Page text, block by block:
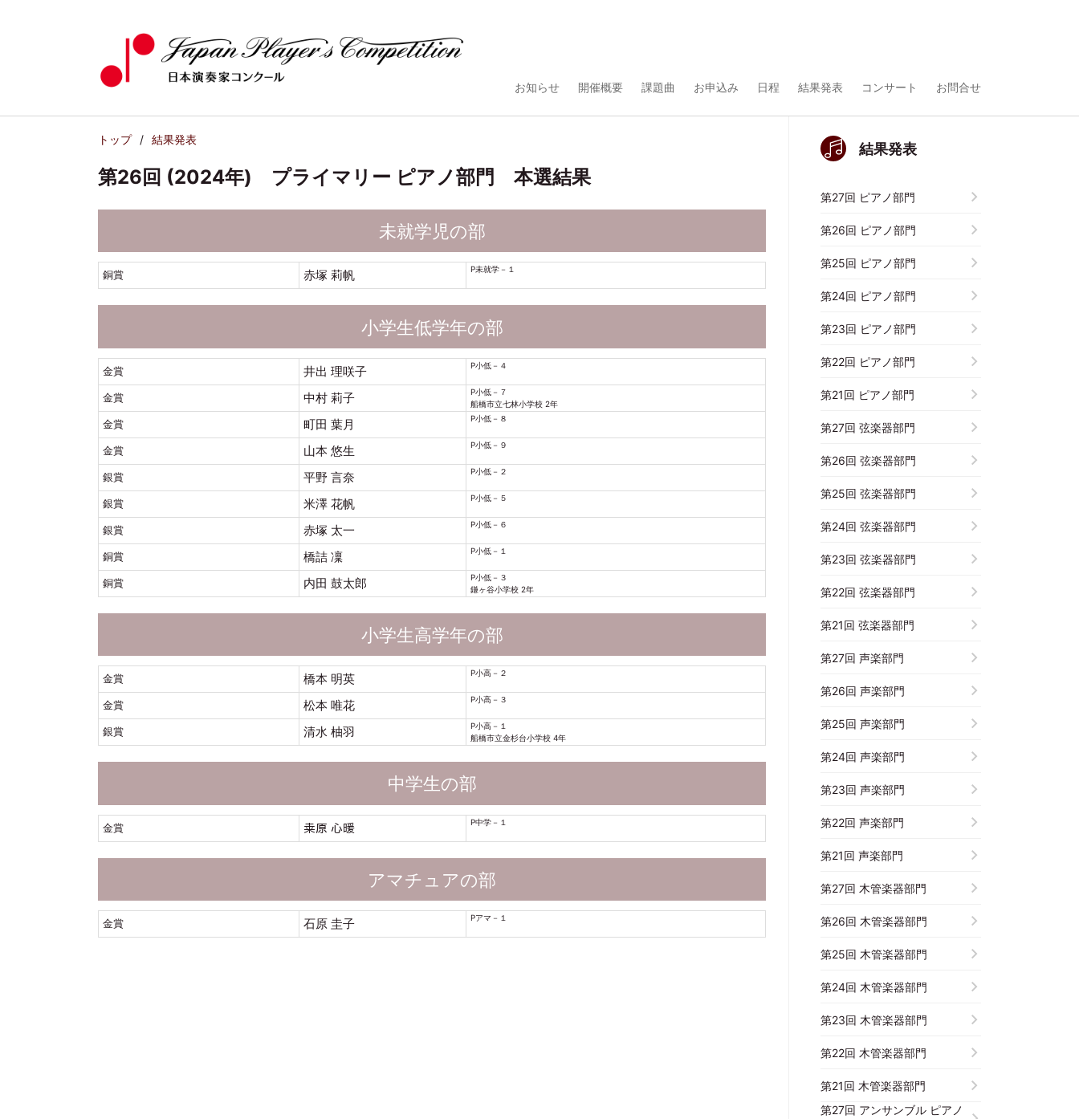
お知らせ 開催概要 課題曲 お申込み 日程 結果発表 コンサート お問合せ
トップ 結果発表
第26回 (2024年) プライマリー ピアノ部門 本選結果
未就学児の部
銅賞 赤塚 莉帆 P未就学－１
小学生低学年の部
金賞 井出 理咲子 P小低－４
金賞 中村 莉子
P小低－７
船橋市立七林小学校 2年
金賞 町田 葉月 P小低－８
金賞 山本 悠生 P小低－９
銀賞 平野 言奈 P小低－２
銀賞 米澤 花帆 P小低－５
銀賞 赤塚 太一 P小低－６
銅賞 橋詰 凜 P小低－１
銅賞 内田 鼓太郎
P小低－３
鎌ヶ谷小学校 2年
小学生高学年の部
金賞 橋本 明英 P小高－２
金賞 松本 唯花 P小高－３
銀賞 清水 柚羽
P小高－１
船橋市立金杉台小学校 4年
中学生の部
金賞 𥸮原 心暖 P中学－１
アマチュアの部
金賞 石原 圭子 Pアマ－１
結果発表
第27回 ピアノ部門
第26回 ピアノ部門
第25回 ピアノ部門
第24回 ピアノ部門
第23回 ピアノ部門
第22回 ピアノ部門
第21回 ピアノ部門
第27回 弦楽器部門
第26回 弦楽器部門
第25回 弦楽器部門
第24回 弦楽器部門
第23回 弦楽器部門
第22回 弦楽器部門
第21回 弦楽器部門
第27回 声楽部門
第26回 声楽部門
第25回 声楽部門
第24回 声楽部門
第23回 声楽部門
第22回 声楽部門
第21回 声楽部門
第27回 木管楽器部門
第26回 木管楽器部門
第25回 木管楽器部門
第24回 木管楽器部門
第23回 木管楽器部門
第22回 木管楽器部門
第21回 木管楽器部門
第27回 アンサンブル ピアノ